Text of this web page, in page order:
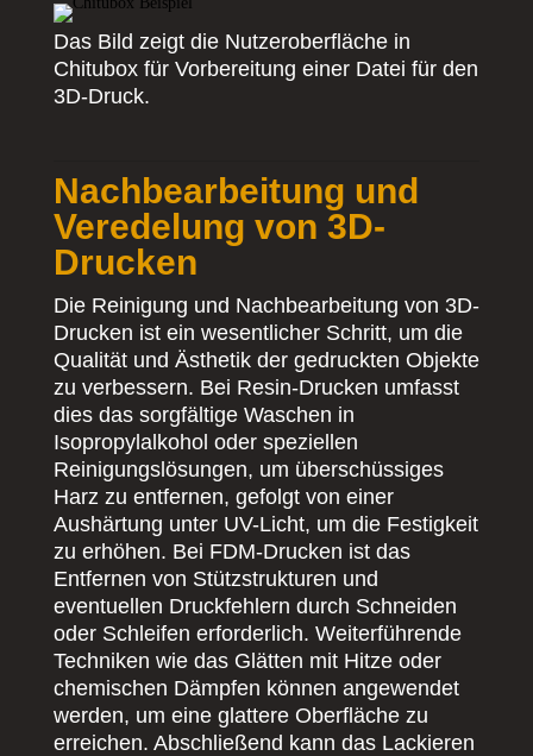
Das Bild zeigt die Nutzeroberfläche in
Chitubox für Vorbereitung einer Datei für den
3D-Druck.
Nachbearbeitung und
Veredelung von 3D-
Drucken
Die Reinigung und Nachbearbeitung von 3D-
Drucken ist ein wesentlicher Schritt, um die
Qualität und Ästhetik der gedruckten Objekte
zu verbessern. Bei Resin-Drucken umfasst
dies das sorgfältige Waschen in
Isopropylalkohol oder speziellen
Reinigungslösungen, um überschüssiges
Harz zu entfernen, gefolgt von einer
Aushärtung unter UV-Licht, um die Festigkeit
zu erhöhen. Bei FDM-Drucken ist das
Entfernen von Stützstrukturen und
eventuellen Druckfehlern durch Schneiden
oder Schleifen erforderlich. Weiterführende
Techniken wie das Glätten mit Hitze oder
chemischen Dämpfen können angewendet
werden, um eine glattere Oberfläche zu
erreichen. Abschließend kann das Lackieren